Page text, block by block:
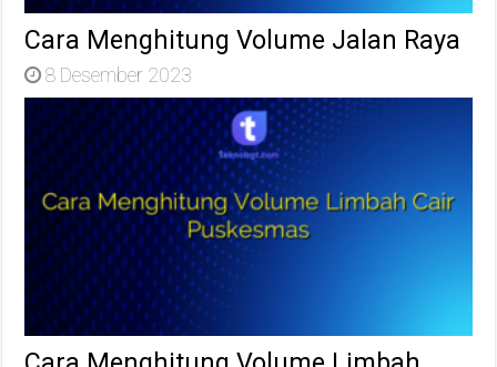
Cara Menghitung Volume Jalan Raya
8 Desember 2023